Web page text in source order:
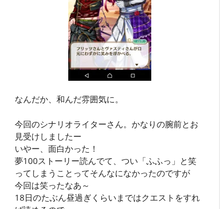
なんだか、和んだ雰囲気に。
今回のシナリオライターさん。かなりの腕前とお
見受けしましたー
いやー、面白かった！
夢100ストーリー読んでて、つい「ふふっ」と笑
ってしまうことってそんなになかったのですが
今回は笑ったなあ～
18日のたぶん昼過ぎくらいまではクエストをすれ